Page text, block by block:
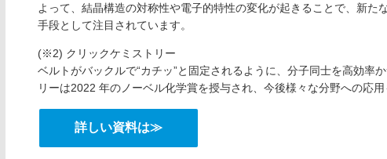
よって、結晶構造の対称性や電⼦的特性の変化が起きることで、新
⼿段として注⽬されています。
(※2) クリックケミストリー
ベルトがバックルで“カチッ”と固定されるように、分⼦同⼠を⾼効率
リーは2022 年のノーベル化学賞を授与され、今後様々な分野への応⽤
詳しい資料は≫